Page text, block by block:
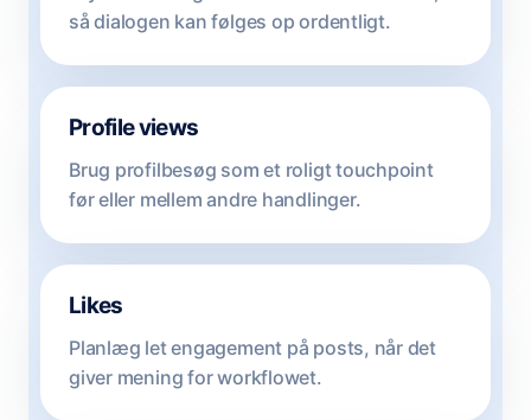
så dialogen kan følges op ordentligt.
Profile views
Brug profilbesøg som et roligt touchpoint
før eller mellem andre handlinger.
Likes
Planlæg let engagement på posts, når det
giver mening for workflowet.